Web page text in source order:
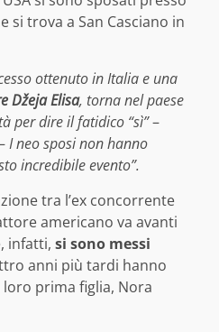
si trova a San Casciano in
ottenuto in Italia e una
Džeja Elisa, torna nel paese
per dire il fatidico “sì”–
I neo sposi non hanno
incredibile evento”.
tra l’ex concorrente
americano va avanti
infatti, si sono messi
anni più tardi hanno
loro prima figlia, Nora